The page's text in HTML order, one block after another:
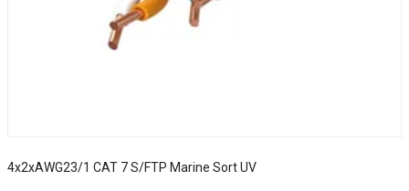
4x2xAWG23/1 CAT 7 S/FTP Marine Sort UV